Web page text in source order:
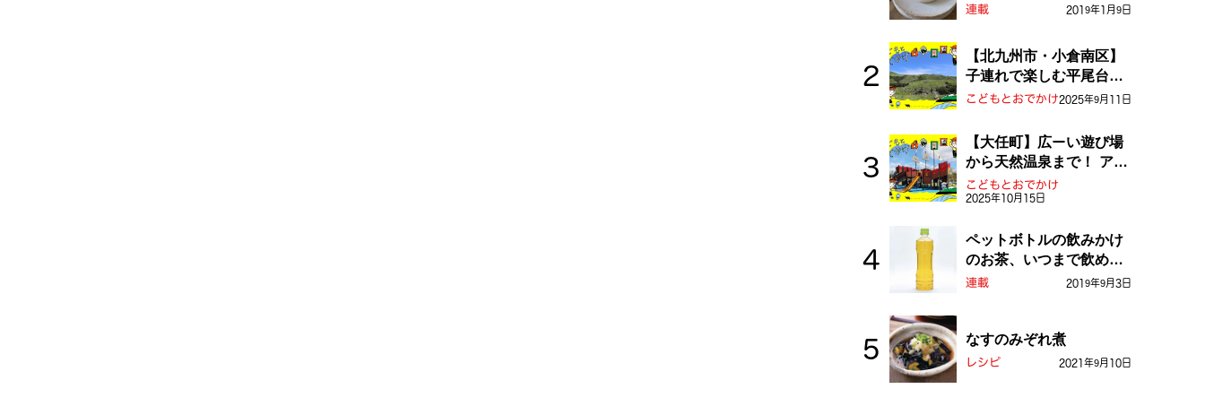
連載 2019年1月9日
【北九州市・小倉南区】
子連れで楽しむ平尾台！
ふしぎな草原や千仏鍾乳
こどもとおでかけ2025年9月11日
【大任町】広ーい遊び場
から天然温泉まで！ アミ
ューズメントな道の駅・
おおとう桜街道
こどもとおでかけ
2025年10月15日
ペットボトルの飲みかけ
のお茶、いつまで飲め
る？
連載 2019年9月3日
なすのみぞれ煮
レシピ 2021年9月10日